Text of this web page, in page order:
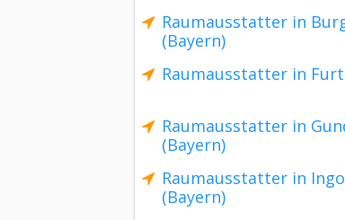
Raumausstatter in
(Bayern)
Raumausstatter in
Raumausstatter in
(Bayern)
Raumausstatter in
(Bayern)